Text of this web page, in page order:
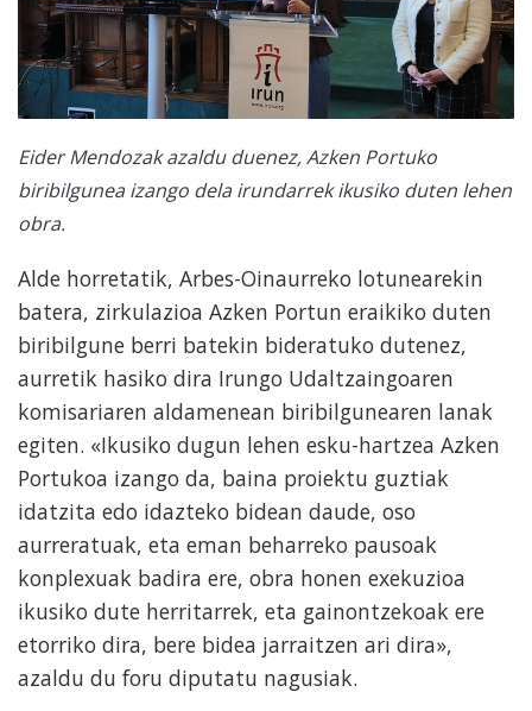
Eider Mendozak azaldu duenez, Azken Portuko
biribilgunea izango dela irundarrek ikusiko duten lehen
obra.
Alde horretatik, Arbes-Oinaurreko lotunearekin
batera, zirkulazioa Azken Portun eraikiko duten
biribilgune berri batekin bideratuko dutenez,
aurretik hasiko dira Irungo Udaltzaingoaren
komisariaren aldamenean biribilgunearen lanak
egiten. «Ikusiko dugun lehen esku-hartzea Azken
Portukoa izango da, baina proiektu guztiak
idatzita edo idazteko bidean daude, oso
aurreratuak, eta eman beharreko pausoak
konplexuak badira ere, obra honen exekuzioa
ikusiko dute herritarrek, eta gainontzekoak ere
etorriko dira, bere bidea jarraitzen ari dira»,
azaldu du foru diputatu nagusiak.